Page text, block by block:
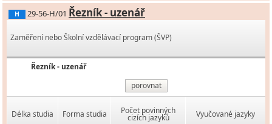
H 29-56-H/01 Řezník - uzenář
Zaměření nebo Školní vzdělávací program (ŠVP)
Řezník - uzenář
porovnat
Délka studia Forma studia Počet povinných
cizích jazyků Vyučované jazyky